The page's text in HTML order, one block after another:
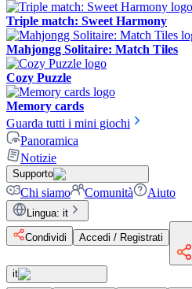
Triple match: Sweet Harmony
Mahjongg Solitaire: Match Tiles
Cozy Puzzle
Memory cards
Guarda tutti i mini giochi
Panoramica
Notizie
Supporto
Chi siamo Comunità Aiuto
Lingua: it
Condividi
Accedi / Registrati
it